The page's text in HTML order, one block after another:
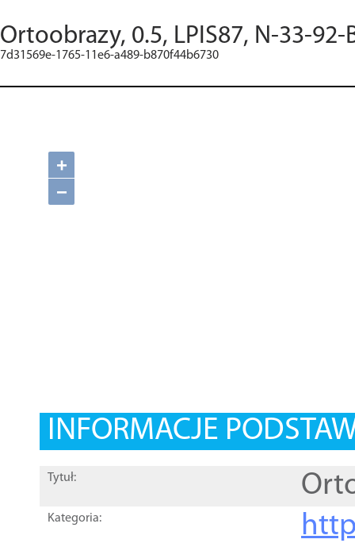
Ortoobrazy, 0.5, LPIS87, N-33-92-
7d31569e-1765-11e6-a489-b870f44b6730
+
−
INFORMACJE
Tytuł:
Kategoria: